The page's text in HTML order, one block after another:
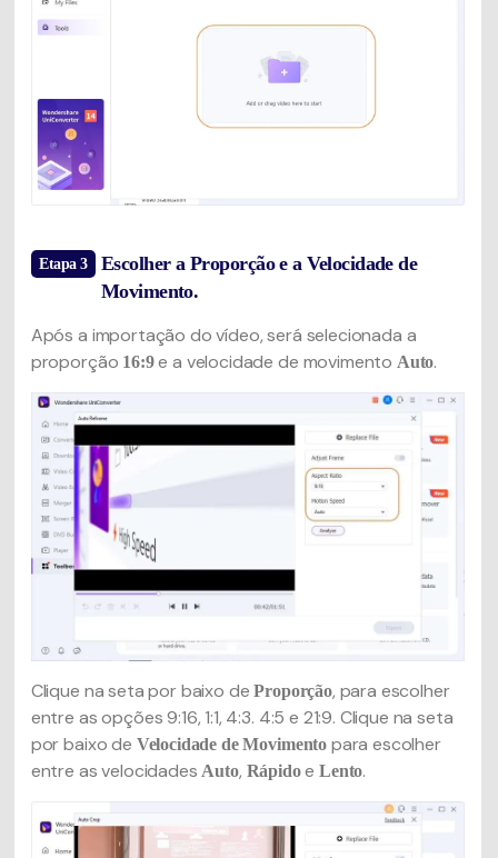
Etapa 3
Escolher a Proporção e a Velocidade de
Movimento.
Após a importação do vídeo, será selecionada a
proporção 16:9e a velocidade de movimento Auto.
Clique na seta por baixo deProporção, para escolher
entre as opções 9:16, 1:1, 4:3. 4:5 e 21:9. Clique na seta
por baixo de Velocidade de Movimento para escolher
entre as velocidadesAuto, RápidoeLento.